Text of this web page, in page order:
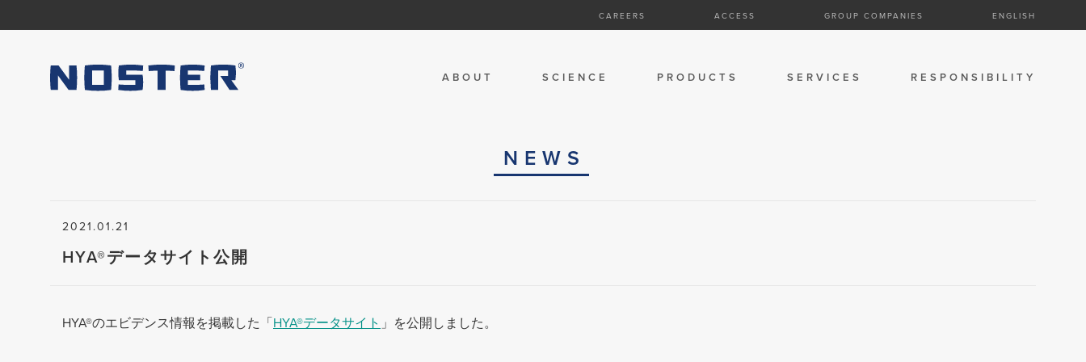
CAREERS ACCESS GROUP COMPANIES ENGLISH
ABOUT SCIENCE PRODUCTS SERVICES RESPONSIBILITY
NEWS
2021.01.21
HYA®データサイト公開
HYA®のエビデンス情報を掲載した「HYA®データサイト 」を公開しました。